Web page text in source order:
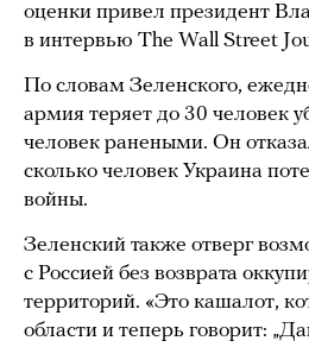
оценки привел президент
в интервью The Wall Street
По словам Зеленского,
армия теряет до 30 человек
человек ранеными. Он
сколько человек Украина
войны.
Зеленский также отверг
с Россией без возврата
территорий. «Это кашалот,
области и теперь говорит: